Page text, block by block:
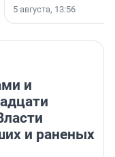
5 августа, 13:56
и
и раненых